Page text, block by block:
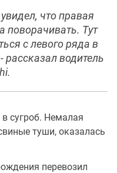
что правая
поворачивать. Тут
с левого ряда в
водитель
сугроб. Немалая
туши, оказалась
перевозил